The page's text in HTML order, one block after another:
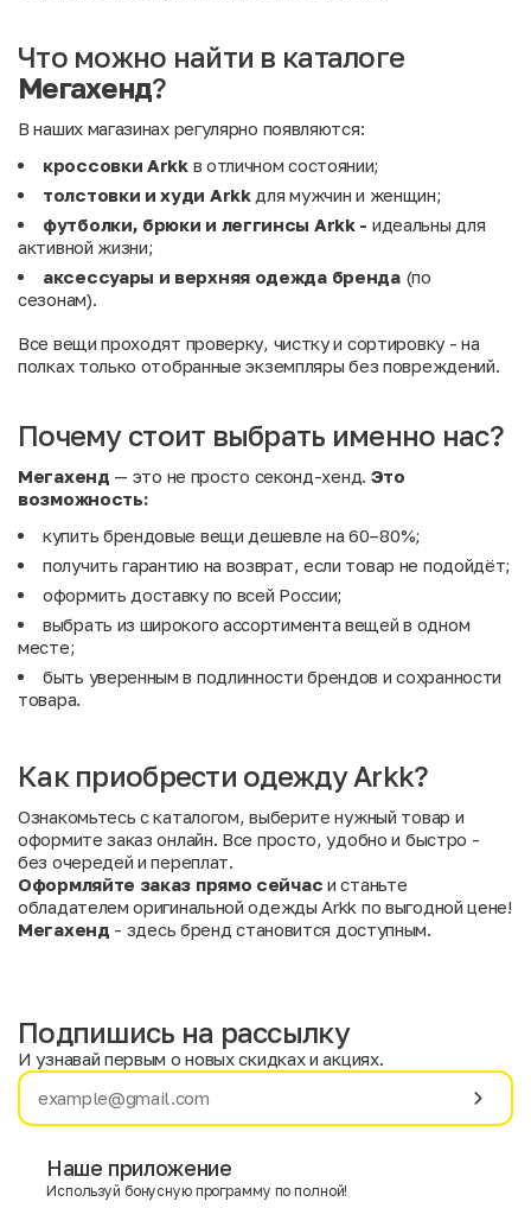
Что можно найти в каталоге
Мегахенд?
В наших магазинах регулярно появляются:
кроссовки Arkk в отличном состоянии;
толстовки и худи Arkkдля мужчин и женщин;
футболки, брюки и леггинсы Arkk - идеальны для
активной жизни;
аксессуары и верхняя одежда бренда(по
сезонам).
Все вещи проходят проверку, чистку и сортировку - на
полках только отобранные экземпляры без повреждений.
Почему стоит выбрать именно нас?
Мегахенд — это не просто секонд-хенд. Это
возможность:
купить брендовые вещи дешевле на 60–80%;
получить гарантию на возврат, если товар не подойдёт;
оформить доставку по всей России;
выбрать из широкого ассортимента вещей в одном
месте;
быть уверенным в подлинности брендов и сохранности
товара.
Как приобрести одежду Arkk?
Ознакомьтесь с каталогом, выберите нужный товар и
оформите заказ онлайн. Все просто, удобно и быстро -
без очередей и переплат.
Оформляйте заказ прямо сейчас и станьте
обладателем оригинальной одежды Arkk по выгодной цене!
Мегахенд - здесь бренд становится доступным.
Имя
E-mail
Подпишись на рассылку
И узнавай первым о новых скидках и акциях.
Наше приложение
Используй бонусную программу по полной!